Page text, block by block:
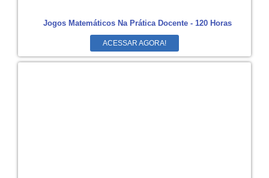
Jogos Matemáticos Na Prática Docente - 120 Horas
ACESSAR AGORA!